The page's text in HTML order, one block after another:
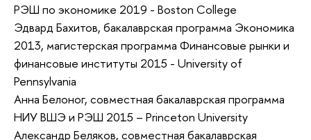
РЭШ по экономике 2019 - Boston College
Эдвард Бахитов, бакалаврская программа Экономика
2013, магистерская программа Финансовые рынки и
финансовые институты 2015 - University of
Pennsylvania
Анна Белоног, совместная бакалаврская программа
НИУ ВШЭ и РЭШ 2015 – Princeton University
Александр Беляков, совместная бакалаврская